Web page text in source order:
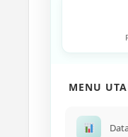
MENU